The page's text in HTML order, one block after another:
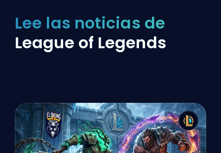
Lee las noticias de
League of Legends